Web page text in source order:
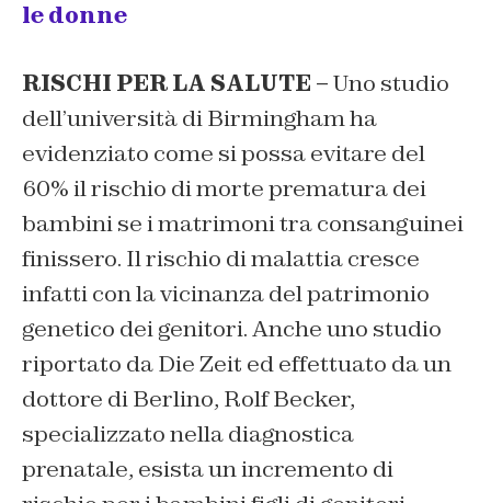
le donne
RISCHI PER LA SALUTE –Uno studio
dell’università di Birmingham ha
evidenziato come si possa evitare del
60% il rischio di morte prematura dei
bambini se i matrimoni tra consanguinei
finissero. Il rischio di malattia cresce
infatti con la vicinanza del patrimonio
genetico dei genitori. Anche uno studio
riportato da Die Zeit ed effettuato da un
dottore di Berlino, Rolf Becker,
specializzato nella diagnostica
prenatale, esista un incremento di